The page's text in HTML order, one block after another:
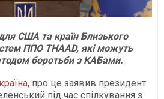
США та країн Близького
ППО THAAD, які можуть
боротьби з КАБами.
, про це заявив президент
під час спілкування з